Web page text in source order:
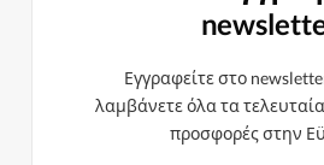
Εγγραφείτε στο
λαμβάνετε όλα τα
προσφορές στην